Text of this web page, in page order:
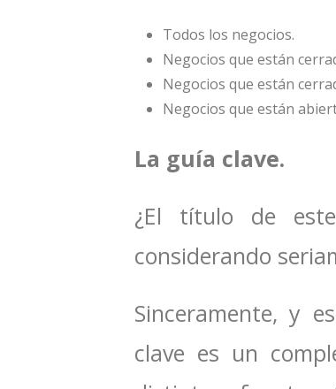
Todos los negocios.
Negocios que están
Negocios que están
Negocios que están
La guía clave.
¿El título de
considerando
Sinceramente, y
clave es un